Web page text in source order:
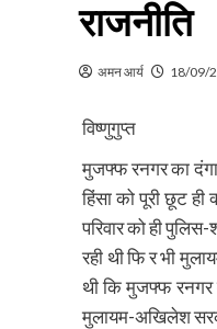
राजनीति
अमन आर्य 18/09/
विष्णुगुप्त
मुजफ्फ रनगर का दंगा
हिंसा को पूरी छूट
परिवार को ही
रही थी फि र भी
थी कि मुजफ्फ रनगर
मुलायम-अखिलेश